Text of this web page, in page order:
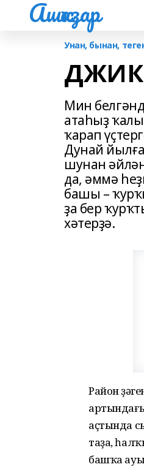
Ашҡаҙар
Унан, бынан,
ДЖИК
Мин
атаһыҙ
ҡарап
Дунай
шунан
да, әммә
башы –
ҙа бер
хәтерҙә.
Район
аҫтында
таҙа,
башҡа